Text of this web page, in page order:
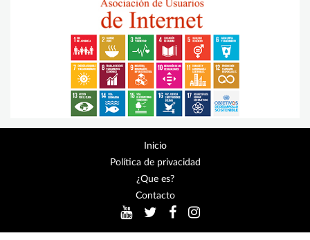
Inicio
Política de privacidad
¿Que es?
Contacto